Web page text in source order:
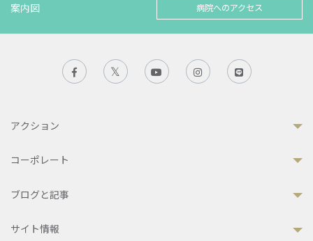
案内図 病院へのアクセス
アクション
コーポレート
ブログと記事
サイト情報